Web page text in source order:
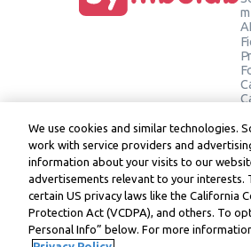
Symbolab, a Learneo,
© Learneo, Inc. 2024
We use cookies and similar technologies.
work with service providers and
information about your visits to our
advertisements relevant to your interests.
certain US privacy laws like the California
Protection Act (VCDPA), and others. To
Personal Info” below. For more